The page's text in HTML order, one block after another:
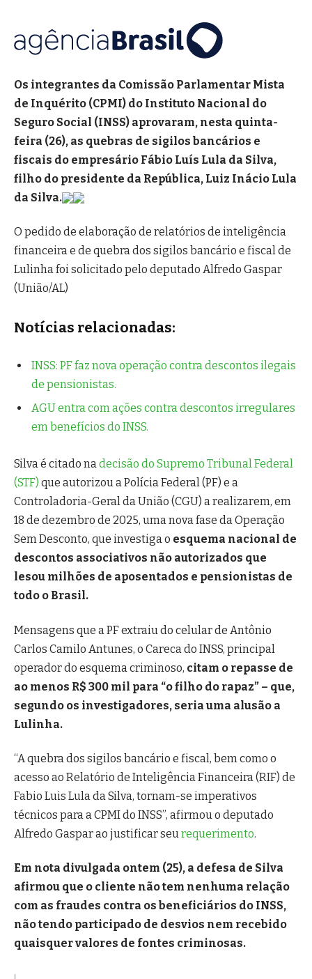
Os integrantes da Comissão Parlamentar Mista
de Inquérito (CPMI) do Instituto Nacional do
Seguro Social (INSS) aprovaram, nesta quinta-
feira (26), as quebras de sigilos bancários e
fiscais do empresário Fábio Luís Lula da Silva,
filho do presidente da República, Luiz Inácio Lula
da Silva.
O pedido de elaboração de relatórios de inteligência
financeira e de quebra dos sigilos bancário e fiscal de
Lulinha foi solicitado pelo deputado Alfredo Gaspar
(União/AL)
Notícias relacionadas:
INSS: PF faz nova operação contra descontos ilegais
de pensionistas.
AGU entra com ações contra descontos irregulares
em benefícios do INSS.
Silva é citado nadecisão do Supremo Tribunal Federal
(STF) que autorizou a Polícia Federal (PF) e a
Controladoria-Geral da União (CGU) a realizarem, em
18 de dezembro de 2025, uma nova fase da Operação
Sem Desconto, que investiga o esquema nacional de
descontos associativos não autorizados que
lesou milhões de aposentados e pensionistas de
todo o Brasil.
Mensagens que a PF extraiu do celular de Antônio
Carlos Camilo Antunes, o Careca do INSS, principal
operador do esquema criminoso, citam o repasse de
ao menos R$ 300 mil para “o filho do rapaz” – que,
segundo os investigadores, seria uma alusão a
Lulinha.
“A quebra dos sigilos bancário e fiscal, bem como o
acesso ao Relatório de Inteligência Financeira (RIF) de
Fabio Luis Lula da Silva, tornam-se imperativos
técnicos para a CPMI do INSS”, afirmou o deputado
Alfredo Gaspar ao justificar seurequerimento.
Em nota divulgada ontem (25), a defesa de Silva
afirmou que o cliente não tem nenhuma relação
com as fraudes contra os beneficiários do INSS,
não tendo participado de desvios nem recebido
quaisquer valores de fontes criminosas.